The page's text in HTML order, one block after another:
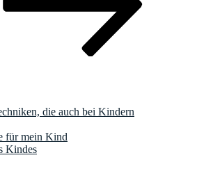
die auch bei Kindern
für mein Kind
Kindes